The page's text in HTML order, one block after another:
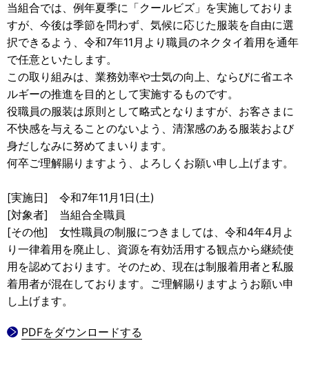
当組合では、例年夏季に「クールビズ」を実施しておりま
すが、今後は季節を問わず、気候に応じた服装を自由に選
択できるよう、令和7年11月より職員のネクタイ着用を通年
で任意といたします。
この取り組みは、業務効率や士気の向上、ならびに省エネ
ルギーの推進を目的として実施するものです。
役職員の服装は原則として略式となりますが、お客さまに
不快感を与えることのないよう、清潔感のある服装および
身だしなみに努めてまいります。
何卒ご理解賜りますよう、よろしくお願い申し上げます。
[実施日] 令和7年11月1日(土)
[対象者] 当組合全職員
[その他] 女性職員の制服につきましては、令和4年4月よ
り一律着用を廃止し、資源を有効活用する観点から継続使
用を認めております。そのため、現在は制服着用者と私服
着用者が混在しております。ご理解賜りますようお願い申
し上げます。
PDFをダウンロードする